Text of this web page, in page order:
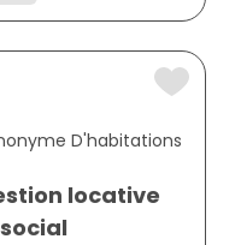
D'habitations
locative